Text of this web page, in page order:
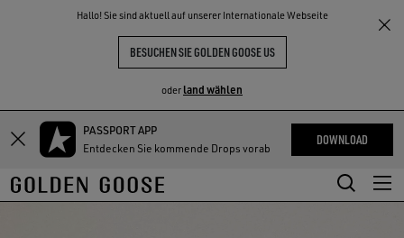
Hallo! Sie sind aktuell auf unserer Internationale Webseite
BESUCHEN SIE GOLDEN GOOSE US
oder land wählen
Zum
Hauptinhalt
springen
Zum
Footer-
Inhalt
springen
PASSPORT APP
Entdecken Sie kommende Drops vorab
DOWNLOAD
ERLEBNISSE THE
COMMUNITY